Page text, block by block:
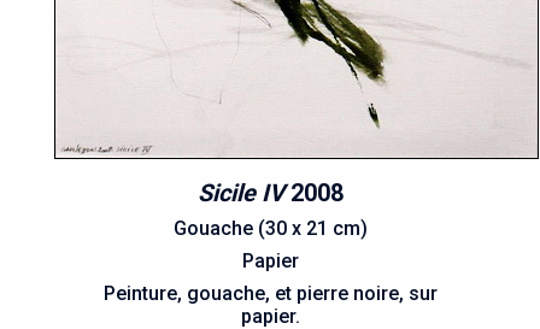
Sicile IV2008
Gouache (30 x 21 cm)
Papier
Peinture, gouache, et pierre noire, sur
papier.